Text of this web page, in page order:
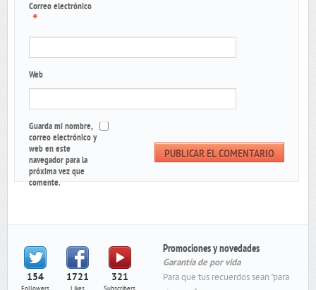
Correo electrónico
*
Web
Guarda mi nombre,
correo electrónico y
web en este
navegador para la
próxima vez que
comente.
154 1721 321
Promociones y novedades
Garantía de por vida
Para que tus recuerdos sean "para